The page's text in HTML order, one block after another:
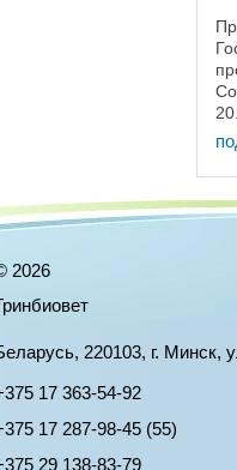
2026
220103, г. Минск,
17 363-54-92
17 287-98-45 (55)
29 138-83-79